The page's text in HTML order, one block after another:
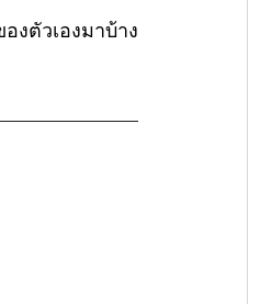
งตัวเองมาบ้าง